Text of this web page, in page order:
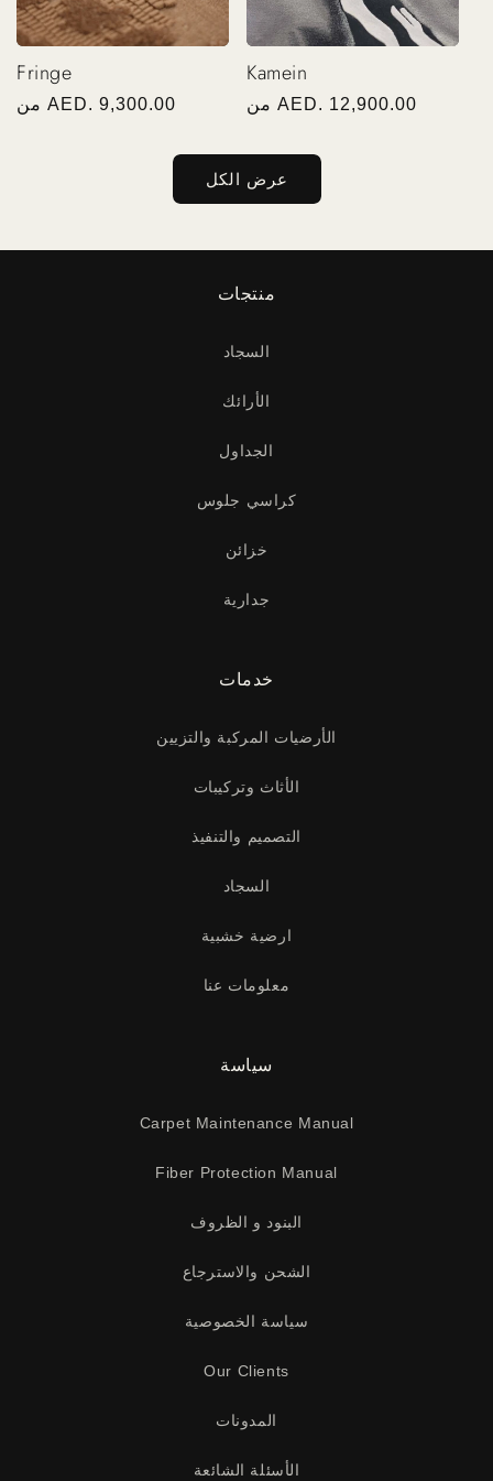
Fringe
سعرAED. 9,300.00
Kamein
سعرAED. 12,900.00
عرض الكل
منتجات
السجاد
الأرائك
الجداول
كراسي جلوس
خزائن
جدارية
خدمات
الأرضيات المركبة والتزيين
الأثاث وتركيبات
التصميم والتنفيذ
السجاد
ارضية خشبية
معلومات عنا
سياسة
Carpet Maintenance Manual
Fiber Protection Manual
البنود و الظروف
الشحن والاسترجاع
سياسة الخصوصية
Our Clients
المدونات
الأسئلة الشائعة